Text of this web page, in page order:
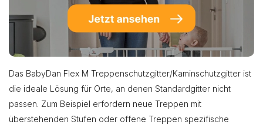
Das BabyDan Flex M Treppenschutzgitter/Kaminschutzgitter ist
die ideale Lösung für Orte, an denen Standardgitter nicht
passen. Zum Beispiel erfordern neue Treppen mit
überstehenden Stufen oder offene Treppen spezifische